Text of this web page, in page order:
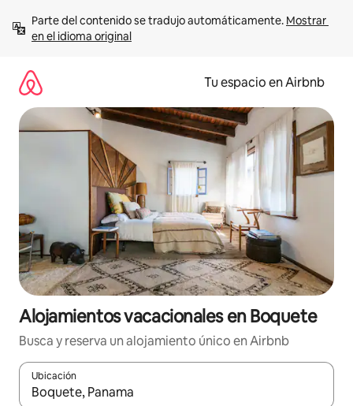
contenido
Parte del contenido se tradujo automáticamente. Mostrar
en el idioma original
Tu espacio en Airbnb
Alojamientos vacacionales en Boquete
Busca y reserva un alojamiento único en Airbnb
Ubicación
Cuando los resultados estén disponibles, podrás navegar